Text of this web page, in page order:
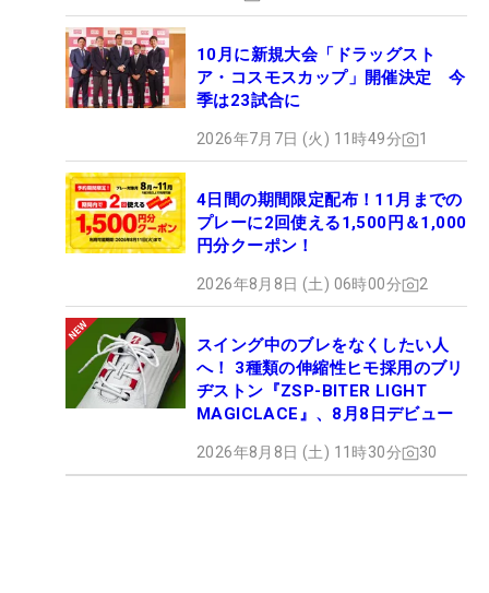
10月に新規大会「ドラッグスト
ア・コスモスカップ」開催決定 今
季は23試合に
2026年7月7日 (火) 11時49分 1
4日間の期間限定配布！11月までの
プレーに2回使える1,500円＆1,000
円分クーポン！
2026年8月8日 (土) 06時00分 2
スイング中のブレをなくしたい人
へ！ 3種類の伸縮性ヒモ採用のブリ
ヂストン『ZSP-BITER LIGHT
MAGICLACE』、8月8日デビュー
2026年8月8日 (土) 11時30分 30